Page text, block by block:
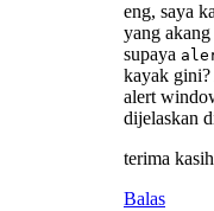
eng, saya
yang
supaya
kayak gini?
alert
dijelaskan
terima
Balas